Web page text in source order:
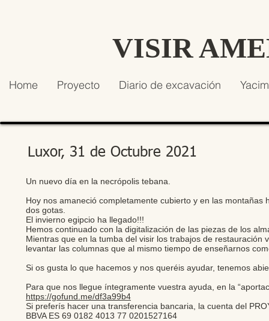
VISIR
Home Proyecto Diario de excavación
Luxor, 31 de Octubre 2021
Un nuevo día en la necrópolis tebana.
Hoy nos amaneció completamente cubierto y en las
dos gotas.
El invierno egipcio ha llegado!!!
Hemos continuado con la digitalización de las piezas de los
Mientras que en la tumba del visir los trabajos de
levantar las columnas que al mismo tiempo de enseñarnos
Si os gusta lo que hacemos y nos queréis ayudar, tenemos
Para que nos llegue íntegramente vuestra ayuda, en la
https://gofund.me/df3a99b4
Si preferís hacer una transferencia bancaria, la cuenta del
BBVA ES 69 0182 4013 77 0201527164